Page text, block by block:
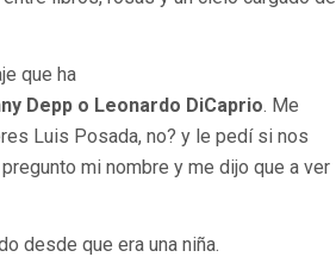
que ha
Depp o Leonardo DiCaprio. Me
Luis Posada, no? y le pedí si nos
mi nombre y me dijo que a ver
desde que era una niña.